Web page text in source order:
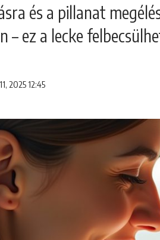
és a pillanat
– ez a lecke
2025 12:45